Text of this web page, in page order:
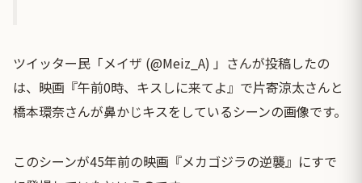
ツイッター民「メイザ (@Meiz_A) 」さんが投稿したの
は、映画『午前0時、キスしに来てよ』で片寄涼太さんと
橋本環奈さんが鼻かじキスをしているシーンの画像です。
このシーンが45年前の映画『メカゴジラの逆襲』にすで